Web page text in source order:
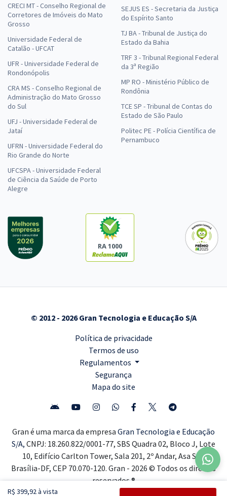
R$ 399,92 à vista
CRECI MT - Conselho Regional de
Corretores de Imóveis do Mato
Grosso
Universidade Federal de
Catalão - UFCAT
UFR - Universidade Federal de
Rondonópolis
CRA MS - Conselho Regional de
Administração do Mato Grosso
do Sul
UFJ - Universidade Federal de
Jataí
UFRN - Universidade Federal do
Rio Grande do Norte
UFCSPA - Universidade Federal
de Ciência da Saúde de Porto
Alegre
SEJUS ES - Secretaria da Justiça
do Espírito Santo
TJ BA - Tribunal de Justiça do
Estado da Bahia
TRF 3 - Tribunal Regional Federal
da 3ª Região
MP RO - Ministério Público de
Rondônia
TCE SP - Tribunal de Contas do
Estado de São Paulo
Politec PE - Polícia Científica de
Pernambuco
RA 1000
© 2012 - 2026 Gran Tecnologia e Educação S/A
Política de privacidade
Termos de uso
Regulamentos
Segurança
Mapa do site
Gran é uma marca da empresa Gran Tecnologia e Educação
S/A, CNPJ: 18.260.822/0001-77, SBS Quadra 02, Bloco J, Lote
10, Edifício Carlton Tower, Sala 201, 2º Andar, Asa Sul,
Brasília-DF, CEP 70.070-120. Gran - 2026 © Todos os direitos
reservados ®